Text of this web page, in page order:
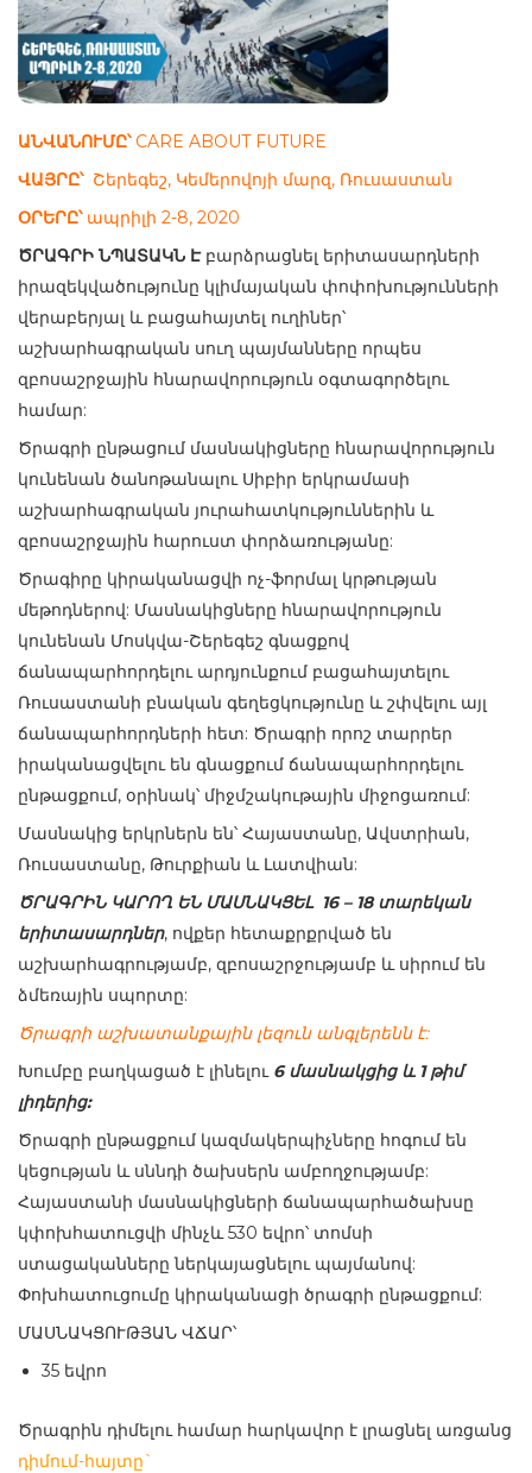
ԱՆՎԱՆՈՒՄԸ՝CARE ABOUT FUTURE
ՎԱՅՐԸ՝ Շերեգեշ, Կեմերովոյի մարզ, Ռուսաստան
ՕՐԵՐԸ՝ապրիլի 2-8, 2020
ԾՐԱԳՐԻ ՆՊԱՏԱԿՆ Էբարձրացնել երիտասարդների
իրազեկվածությունը կլիմայական փոփոխությունների
վերաբերյալ և բացահայտել ուղիներ՝
աշխարհագրական սուղ պայմանները որպես
զբոսաշրջային հնարավորություն օգտագործելու
համար:
Ծրագրի ընթացում մասնակիցները հնարավորություն
կունենան ծանոթանալու Սիբիր երկրամասի
աշխարհագրական յուրահատկություններին և
զբոսաշրջային հարուստ փորձառությանը:
Ծրագիրը կիրականացվի ոչ-ֆորմալ կրթության
մեթոդներով: Մասնակիցները հնարավորություն
կունենան Մոսկվա-Շերեգեշ գնացքով
ճանապարհորդելու արդյունքում բացահայտելու
Ռուսաստանի բնական գեղեցկությունը և շփվելու այլ
ճանապարհորդների հետ: Ծրագրի որոշ տարրեր
իրականացվելու են գնացքում ճանապարհորդելու
ընթացքում, օրինակ՝ միջմշակութային միջոցառում:
Մասնակից երկրներն են՝ Հայաստանը, Ավստրիան,
Ռուսաստանը, Թուրքիան և Լատվիան:
ԾՐԱԳՐԻՆ ԿԱՐՈՂ ԵՆ ՄԱՍՆԱԿՑԵԼ 16 – 18 տարեկան
երիտասարդներ, ովքեր հետաքրքրված են
աշխարհագրությամբ, զբոսաշրջությամբ և սիրում են
ձմեռային սպորտը:
Ծրագրի աշխատանքային լեզուն անգլերենն է:
Խումբը բաղկացած է լինելու 6 մասնակցից և 1 թիմ
լիդերից:
Ծրագրի ընթացքում կազմակերպիչները հոգում են
կեցության և սննդի ծախսերն ամբողջությամբ:
Հայաստանի մասնակիցների ճանապարհածախսը
կփոխհատուցվի մինչև 530 եվրո՝ տոմսի
ստացականները ներկայացնելու պայմանով:
Փոխհատուցումը կիրականացի ծրագրի ընթացքում:
ՄԱՍՆԱԿՑՈՒԹՅԱՆ ՎՃԱՐ՝
35 եվրո
Ծրագրին դիմելու համար հարկավոր է լրացնել առցանց
դիմում-հայտը`